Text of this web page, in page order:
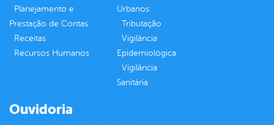
Planejamento e
Prestação de Contas
Receitas
Recursos Humanos
Urbanos
Tributação
Vigilância
Epidemiológica
Vigilância
Sanitária
Ouvidoria